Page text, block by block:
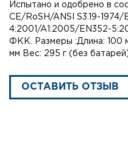
Испытано и одобрено в
CE/RoSH/ANSI S3.19-
4:2001/A1:2005/EN352-
ФКК. Размеры :Длина: 100
мм Вес: 295 г (без
ОСТАВИТЬ ОТЗЫВ